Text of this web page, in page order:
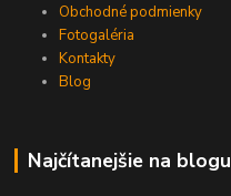
Obchodné podmienky
Fotogaléria
Kontakty
Blog
Najčítanejšie na blogu